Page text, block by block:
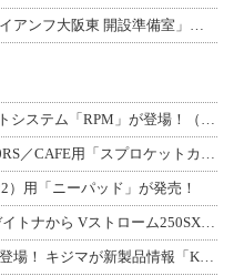
）用「ニーパッド」が発売！